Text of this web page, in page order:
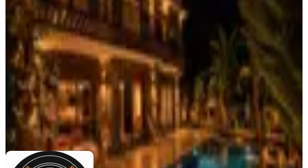
4+1
06.07.2026
15.500 ₺
NT Real EstateNahit Tokman
Ara